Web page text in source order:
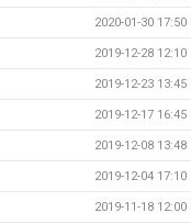
2020-01-30 17:50
2019-12-28 12:10
2019-12-23 13:45
2019-12-17 16:45
2019-12-08 13:48
2019-12-04 17:10
2019-11-18 12:00